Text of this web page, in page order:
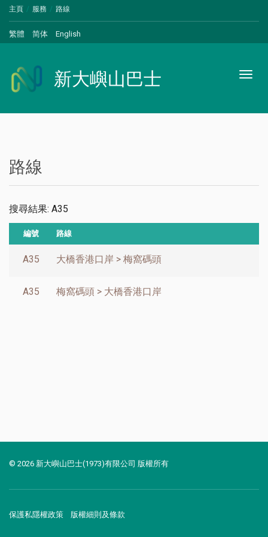
主頁 服務 路線
繁體 简体 English
新大嶼山巴士
路線
搜尋結果: A35
編號 路線
A35 大橋香港口岸 > 梅窩碼頭
A35 梅窩碼頭 > 大橋香港口岸
© 2026 新大嶼山巴士(1973)有限公司 版權所有
保護私隱權政策 版權細則及條款